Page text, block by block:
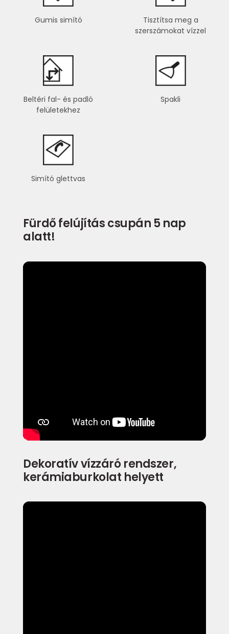
Gumis simító
Tisztítsa meg a
szerszámokat vízzel
Beltéri fal- és padló
felületekhez
Spakli
Simító glettvas
Fürdő felújítás csupán 5 nap
alatt!
Dekoratív vízzáró rendszer,
kerámiaburkolat helyett